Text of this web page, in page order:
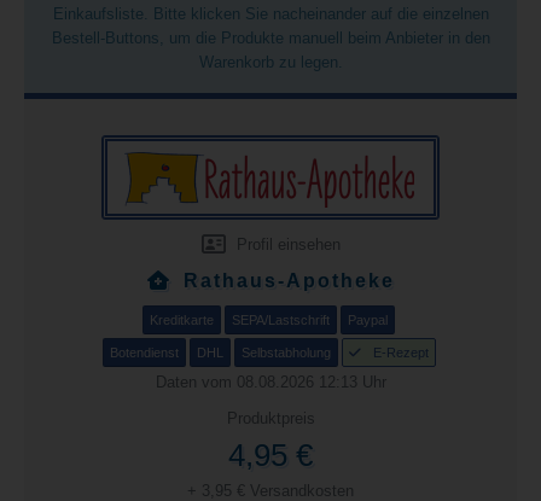
Einkaufsliste. Bitte klicken Sie nacheinander auf die einzelnen
Bestell-Buttons, um die Produkte manuell beim Anbieter in den
Warenkorb zu legen.
Profil einsehen
Rathaus-Apotheke
Kreditkarte SEPA/Lastschrift Paypal
Botendienst DHL Selbstabholung E-Rezept
Daten vom 08.08.2026 12:13 Uhr
Produktpreis
4,95 €
+ 3,95 € Versandkosten